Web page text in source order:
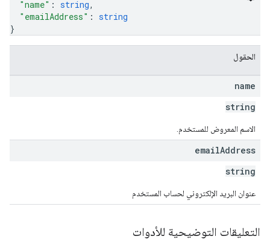
"name" : string,
"emailAddress" : string
}
الحقول
name
string
الاسم المعروض للمستخدم.
emailAddress
string
عنوان البريد الإلكتروني لحساب المستخدم
التعليقات التوضيحية للأدوات